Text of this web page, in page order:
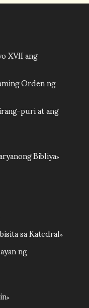
XVII ang
Orden ng
puri at ang
Bibliya
sa Katedral
ng